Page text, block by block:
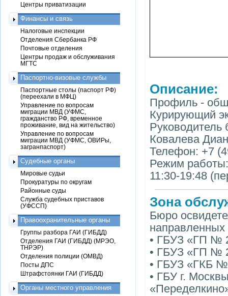
Описание:
Профиль -
Курирующий
Руководитель
Ковалева
Телефон: +7
Режим работы:
11:30-19:48
Зона
Бюро
направленных
• ГБУЗ «ГП №
• ГБУЗ «ГП №
• ГБУЗ «ГКБ
• ГБУ г.
Центры приватизации
Финансы и связь
Налоговые инспекции
Отделения Сбербанка РФ
Почтовые отделения
Центры продаж и обслуживания
МГТС
Паспортно-визовые службы
Паспортные столы (паспорт РФ)
(переехали в МФЦ)
Управление по вопросам
миграции МВД (УФМС,
гражданство РФ, временное
проживание, вид на жительство)
Управление по вопросам
миграции МВД (УФМС, ОВИРы,
загранпаспорт)
Судебные органы
Мировые судьи
Прокуратуры по округам
Районные суды
Служба судебных приставов
(УФССП)
Правоохранительные органы
Группы разбора ГАИ (ГИБДД)
Отделения ГАИ (ГИБДД) (МРЭО,
ТНРЭР)
Отделения полиции (ОМВД)
Посты ДПС
Штрафстоянки ГАИ (ГИБДД)
Органы местного управления